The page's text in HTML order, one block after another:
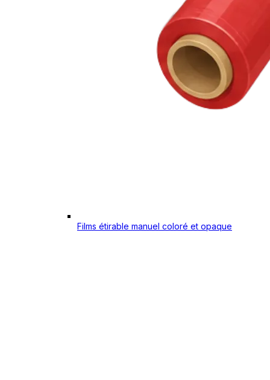
Films étirable manuel coloré et opaque